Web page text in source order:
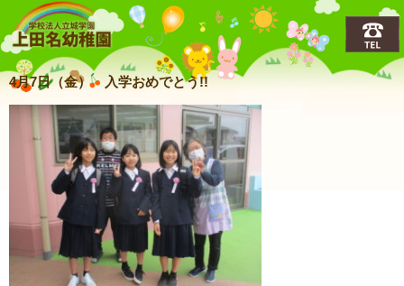
上田名(うえだな)幼稚園
4月7日（金） 入学おめでとう!!